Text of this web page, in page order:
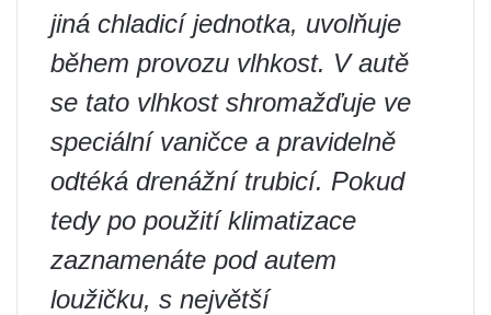
jiná chladicí jednotka, uvolňuje
během provozu vlhkost. V autě
se tato vlhkost shromažďuje ve
speciální vaničce a pravidelně
odtéká drenážní trubicí. Pokud
tedy po použití klimatizace
zaznamenáte pod autem
loužičku, s největší